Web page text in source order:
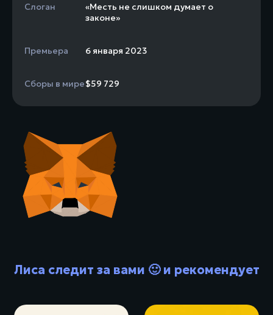
Слоган
«Месть не слишком думает о
законе»
Премьера 6 января 2023
Сборы в мире$59 729
Лиса следит за вами 🙂 и рекомендует